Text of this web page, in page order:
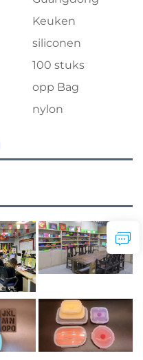
Keuken
siliconen
100 stuks
opp Bag
nylon